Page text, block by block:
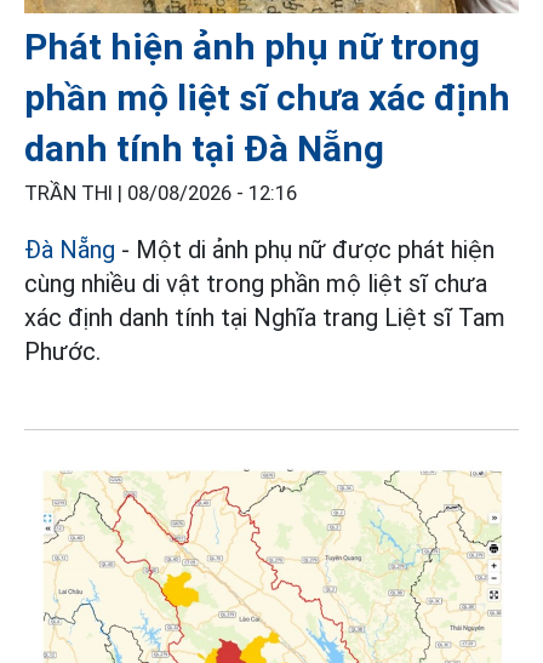
Phát hiện ảnh phụ nữ trong
phần mộ liệt sĩ chưa xác định
danh tính tại Đà Nẵng
TRẦN THI | 08/08/2026 - 12:16
Đà Nẵng - Một di ảnh phụ nữ được phát hiện
cùng nhiều di vật trong phần mộ liệt sĩ chưa
xác định danh tính tại Nghĩa trang Liệt sĩ Tam
Phước.